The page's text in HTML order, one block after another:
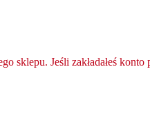
sklepu. Jeśli zakładałeś